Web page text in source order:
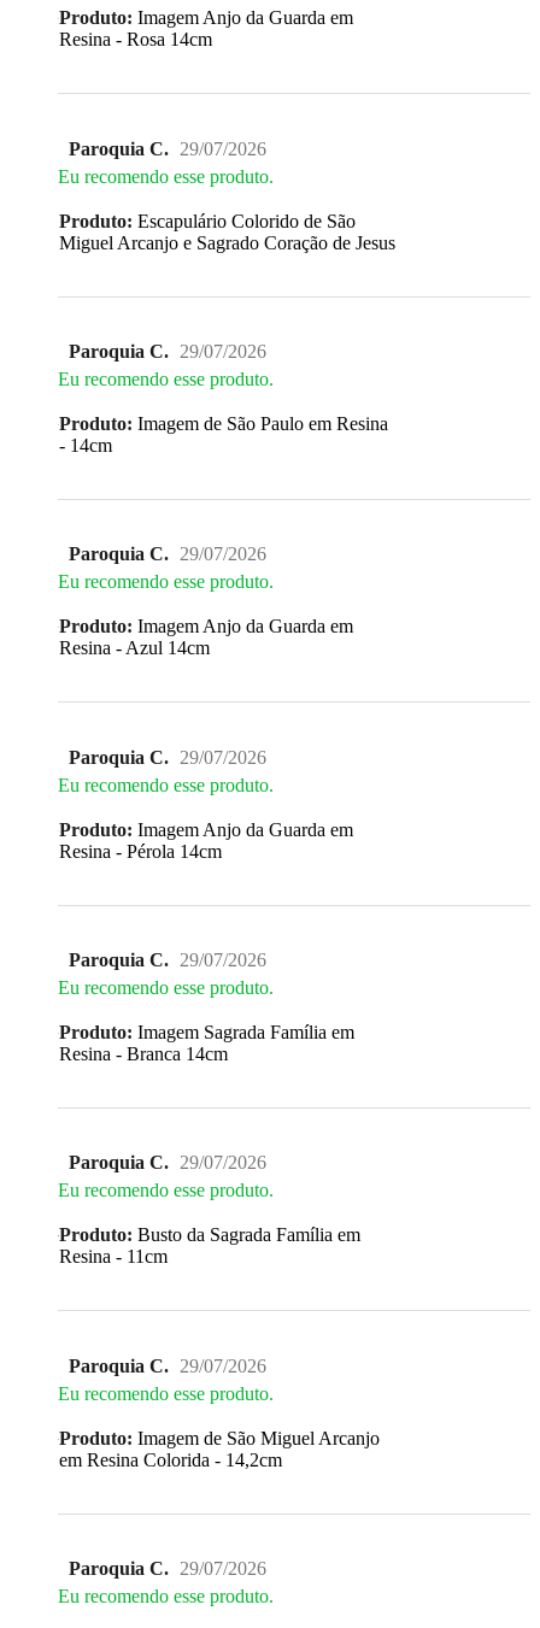
Produto: Imagem Anjo da Guarda em
Resina - Rosa 14cm
Paroquia C. 29/07/2026
Eu recomendo esse produto.
Produto: Escapulário Colorido de São
Miguel Arcanjo e Sagrado Coração de Jesus
Paroquia C. 29/07/2026
Eu recomendo esse produto.
Produto: Imagem de São Paulo em Resina
- 14cm
Paroquia C. 29/07/2026
Eu recomendo esse produto.
Produto: Imagem Anjo da Guarda em
Resina - Azul 14cm
Paroquia C. 29/07/2026
Eu recomendo esse produto.
Produto: Imagem Anjo da Guarda em
Resina - Pérola 14cm
Paroquia C. 29/07/2026
Eu recomendo esse produto.
Produto: Imagem Sagrada Família em
Resina - Branca 14cm
Paroquia C. 29/07/2026
Eu recomendo esse produto.
Produto: Busto da Sagrada Família em
Resina - 11cm
Paroquia C. 29/07/2026
Eu recomendo esse produto.
Produto: Imagem de São Miguel Arcanjo
em Resina Colorida - 14,2cm
Paroquia C. 29/07/2026
Eu recomendo esse produto.